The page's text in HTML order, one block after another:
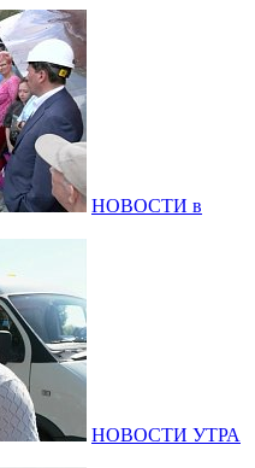
НОВОСТИ в
НОВОСТИ УТРА